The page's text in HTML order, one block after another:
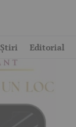
Știri Editorial